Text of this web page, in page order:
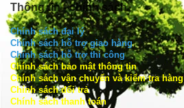
Thông tin - chính sách
Chính sách đại lý
Chính sách hỗ trợ giao hàng
Chính sách hỗ trợ thi công
Chính sách bảo mật thông tin
Chính sách vận chuyển và kiểm tra hàng
Chính sách đổi trả
Chính sách thanh toán